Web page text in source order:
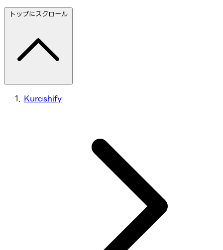
トップにスクロール
Kurashify